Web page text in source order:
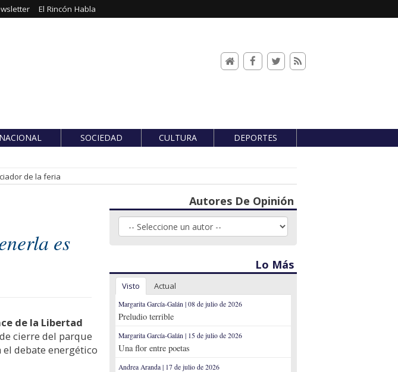
El Rincón Habla
NACIONAL SOCIEDAD CULTURA DEPORTES
de la feria
es
de la Libertad
cierre del parque
debate energético
Autores De Opinión
Lo Más
Visto Actual
Margarita García-Galán | 08 de julio de 2026
Preludio terrible
Margarita García-Galán | 15 de julio de 2026
Una flor entre poetas
Andrea Aranda | 17 de julio de 2026